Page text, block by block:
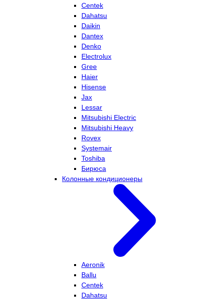
Centek
Dahatsu
Daikin
Dantex
Denko
Electrolux
Gree
Haier
Hisense
Jax
Lessar
Mitsubishi Electric
Mitsubishi Heavy
Rovex
Systemair
Toshiba
Бирюса
Колонные кондиционеры
Aeronik
Ballu
Centek
Dahatsu